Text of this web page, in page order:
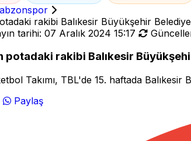
rakibi Balıkesir Büyükşehir
tarihi: 07 Aralık 2024 15:17
rakibi Balıkesir
Takımı, TBL'de 15. haftada Balıkesir
Paylaş